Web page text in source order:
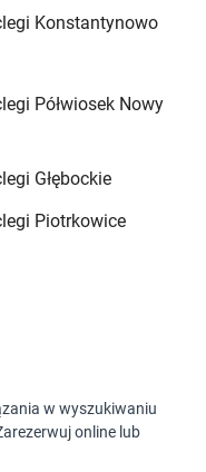
Konstantynowo
Półwiosek Nowy
Głębockie
Piotrkowice
w wyszukiwaniu
online lub